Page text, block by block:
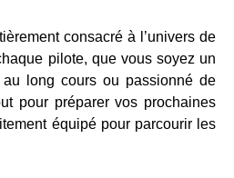
consacré à l’univers de
pilote, que vous soyez un
long cours ou passionné de
pour préparer vos prochaines
équipé pour parcourir les